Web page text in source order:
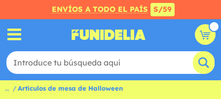
ENVÍOS A TODO EL PAÍS S/59
... Artículos de mesa de Halloween